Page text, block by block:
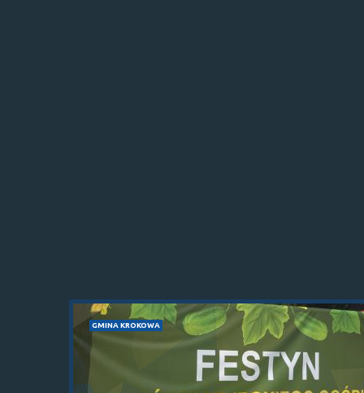
GMINA KROKOWA